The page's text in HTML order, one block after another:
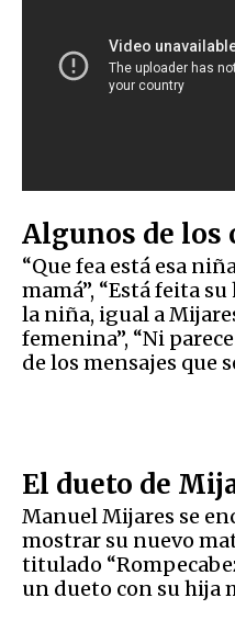
Algunos de los
“Que fea está esa
mamá”, “Está feita su
la niña, igual a
femenina”, “Ni
de los mensajes que
El dueto de
Manuel Mijares se
mostrar su nuevo
titulado
un dueto con su hija